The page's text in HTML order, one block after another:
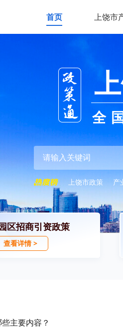
首页 上饶市
全
上饶市政策 产
区招商引资政策
查看详情 >
主要内容？